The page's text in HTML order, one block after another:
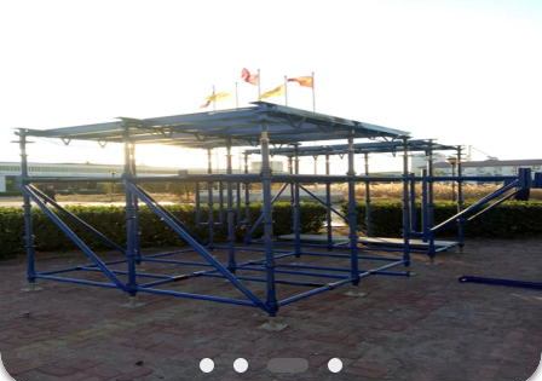
BENVENUTO
PRODOTTI
SU
DI
NOI
Reserved.